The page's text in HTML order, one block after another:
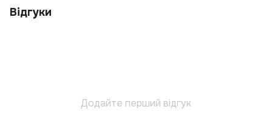
Відгуки
Додайте перший відгук